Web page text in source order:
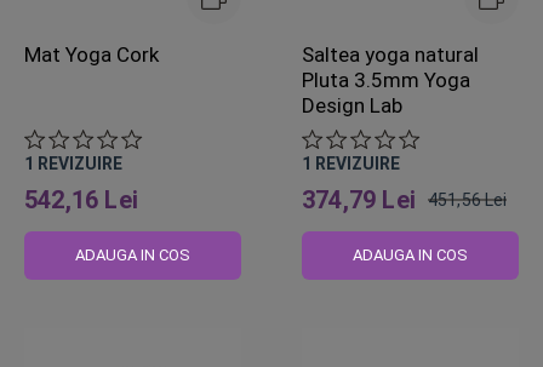
Mat Yoga Cork
1 REVIZUIRE
542,16 Lei
ADAUGA IN COS
Saltea yoga natural
Pluta 3.5mm Yoga
Design Lab
1 REVIZUIRE
374,79 Lei
obisnuit
451,56 Lei
ADAUGA IN COS